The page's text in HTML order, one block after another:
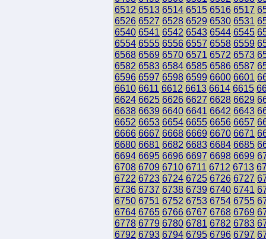
6512 6513 6514 6515 6516 6517
6526 6527 6528 6529 6530 6531
6540 6541 6542 6543 6544 6545
6554 6555 6556 6557 6558 6559
6568 6569 6570 6571 6572 6573
6582 6583 6584 6585 6586 6587
6596 6597 6598 6599 6600 6601
6610 6611 6612 6613 6614 6615
6624 6625 6626 6627 6628 6629
6638 6639 6640 6641 6642 6643
6652 6653 6654 6655 6656 6657
6666 6667 6668 6669 6670 6671
6680 6681 6682 6683 6684 6685
6694 6695 6696 6697 6698 6699
6708 6709 6710 6711 6712 6713
6722 6723 6724 6725 6726 6727
6736 6737 6738 6739 6740 6741
6750 6751 6752 6753 6754 6755
6764 6765 6766 6767 6768 6769
6778 6779 6780 6781 6782 6783
6792 6793 6794 6795 6796 6797